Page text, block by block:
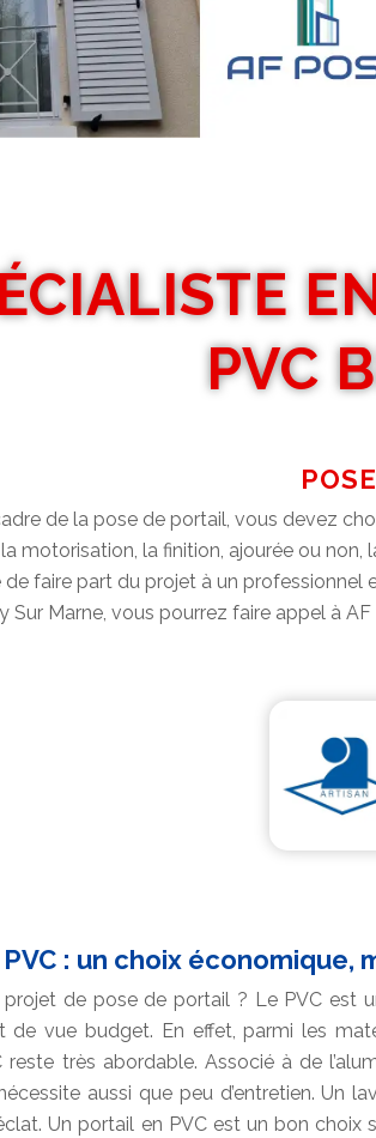
PVC
de la pose de portail, vous devez
motorisation, la finition, ajourée ou
faire part du projet à un professionnel
Sur Marne, vous pourrez faire appel à
: un choix économique,
de pose de portail ? Le PVC est
de vue budget. En effet, parmi les
reste très abordable. Associé à de
aussi que peu d’entretien. Un
Un portail en PVC est un bon